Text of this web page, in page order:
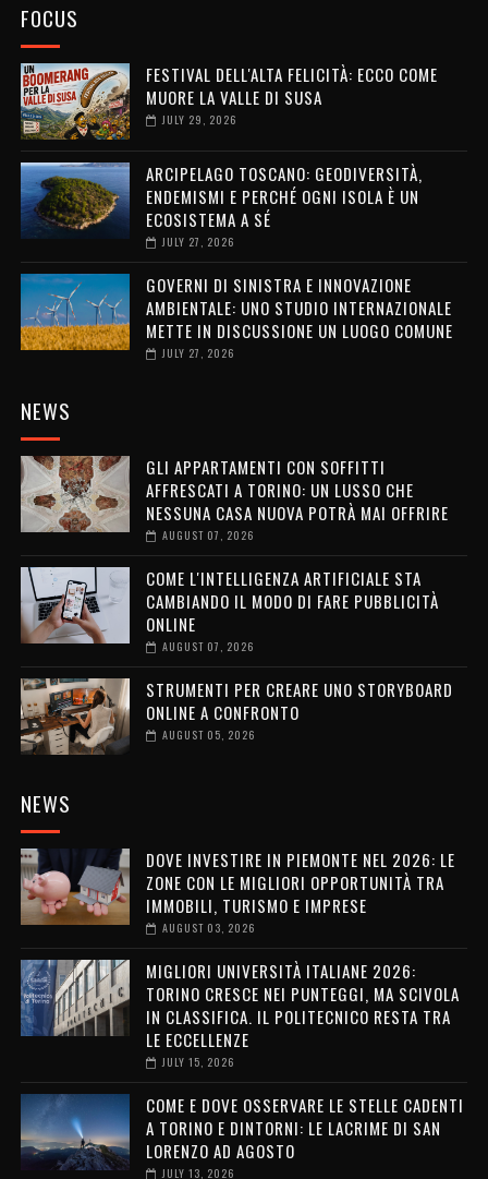
FOCUS
FESTIVAL DELL'ALTA FELICITÀ: ECCO COME
MUORE LA VALLE DI SUSA
JULY 29, 2026
ARCIPELAGO TOSCANO: GEODIVERSITÀ,
ENDEMISMI E PERCHÉ OGNI ISOLA È UN
ECOSISTEMA A SÉ
JULY 27, 2026
GOVERNI DI SINISTRA E INNOVAZIONE
AMBIENTALE: UNO STUDIO INTERNAZIONALE
METTE IN DISCUSSIONE UN LUOGO COMUNE
JULY 27, 2026
NEWS
GLI APPARTAMENTI CON SOFFITTI
AFFRESCATI A TORINO: UN LUSSO CHE
NESSUNA CASA NUOVA POTRÀ MAI OFFRIRE
AUGUST 07, 2026
COME L'INTELLIGENZA ARTIFICIALE STA
CAMBIANDO IL MODO DI FARE PUBBLICITÀ
ONLINE
AUGUST 07, 2026
STRUMENTI PER CREARE UNO STORYBOARD
ONLINE A CONFRONTO
AUGUST 05, 2026
NEWS
DOVE INVESTIRE IN PIEMONTE NEL 2026: LE
ZONE CON LE MIGLIORI OPPORTUNITÀ TRA
IMMOBILI, TURISMO E IMPRESE
AUGUST 03, 2026
MIGLIORI UNIVERSITÀ ITALIANE 2026:
TORINO CRESCE NEI PUNTEGGI, MA SCIVOLA
IN CLASSIFICA. IL POLITECNICO RESTA TRA
LE ECCELLENZE
JULY 15, 2026
COME E DOVE OSSERVARE LE STELLE CADENTI
A TORINO E DINTORNI: LE LACRIME DI SAN
LORENZO AD AGOSTO
JULY 13, 2026